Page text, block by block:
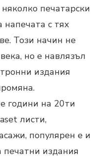
печатарски
напечата с тях
Този начин не
но е навлязъл
издания
години на 20ти
листи,
популярен е и
издания